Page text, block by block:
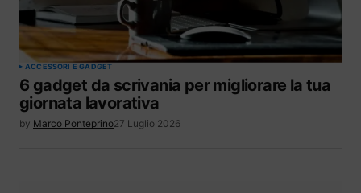
ACCESSORI E GADGET
6 gadget da scrivania per migliorare la tua
giornata lavorativa
by Marco Ponteprino27 Luglio 2026